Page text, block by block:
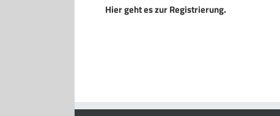
Hier geht es zur Registrierung.